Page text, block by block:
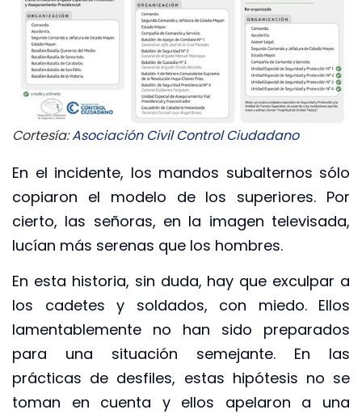
Cortesía:Asociación Civil Control Ciudadano
En el incidente, los mandos subalternos sólo
copiaron el modelo de los superiores. Por
cierto, las señoras, en la imagen televisada,
lucían más serenas que los hombres.
En esta historia, sin duda, hay que exculpar a
los cadetes y soldados, con miedo. Ellos
lamentablemente no han sido preparados
para una situación semejante. En las
prácticas de desfiles, estas hipótesis no se
toman en cuenta y ellos apelaron a una